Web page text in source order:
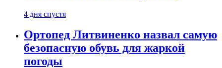
4 дня спустя
Ортопед Литвиненко назвал самую
безопасную обувь для жаркой
погоды